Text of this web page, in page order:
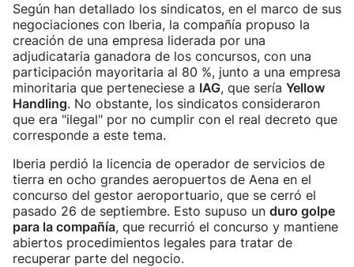
Según han detallado los sindicatos, en el marco de sus
negociaciones con Iberia, la compañía propuso la
creación de una empresa liderada por una
adjudicataria ganadora de los concursos, con una
participación mayoritaria al 80 %, junto a una empresa
minoritaria que perteneciese a IAG, que sería Yellow
Handling. No obstante, los sindicatos consideraron
que era "ilegal" por no cumplir con el real decreto que
corresponde a este tema.
Iberia perdió la licencia de operador de servicios de
tierra en ocho grandes aeropuertos de Aena en el
concurso del gestor aeroportuario, que se cerró el
pasado 26 de septiembre. Esto supuso un duro golpe
para la compañía, que recurrió el concurso y mantiene
abiertos procedimientos legales para tratar de
recuperar parte del negocio.